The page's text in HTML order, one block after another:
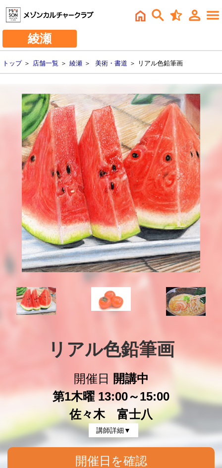
綾瀬
トップ＞ 店舗一覧 ＞ 綾瀬 ＞ 美術・書道 ＞ リアル色鉛筆画
リアル色鉛筆画
開催日
開講中
第1木曜 13:00～15:00
佐々木 富士八
講師詳細▼
開催日を確認